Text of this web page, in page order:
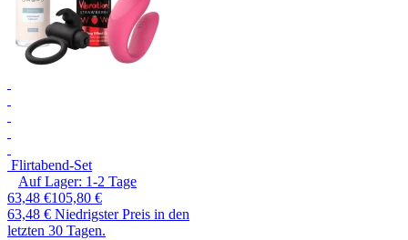
Flirtabend-Set
Auf Lager: 1-2 Tage
63,48 €105,80 €
63,48 € Niedrigster Preis in den
letzten 30 Tagen.